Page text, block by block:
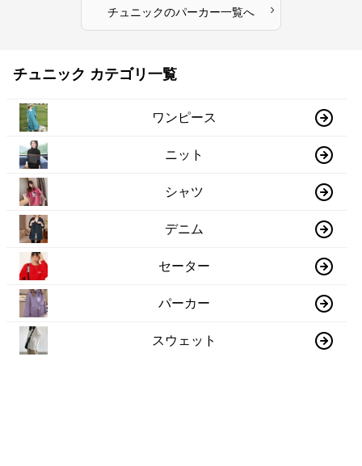
チュニックのパーカー一覧へ ›
チュニック カテゴリ一覧
ワンピース
ニット
シャツ
デニム
セーター
パーカー
スウェット